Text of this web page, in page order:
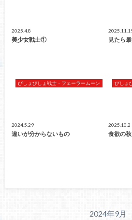
2025.4.8
美少女戦士① 見たら
びしょびしょ戦士・フェーラームーン
2024.5.29
違いが分からないもの
びしょ
2025.10.2
食欲の
2024年9月